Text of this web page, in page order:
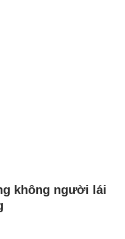
không người lái